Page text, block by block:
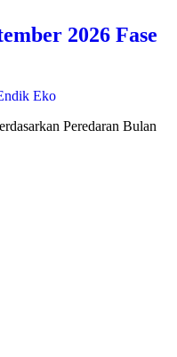
2026 Fase
Eko
Peredaran Bulan